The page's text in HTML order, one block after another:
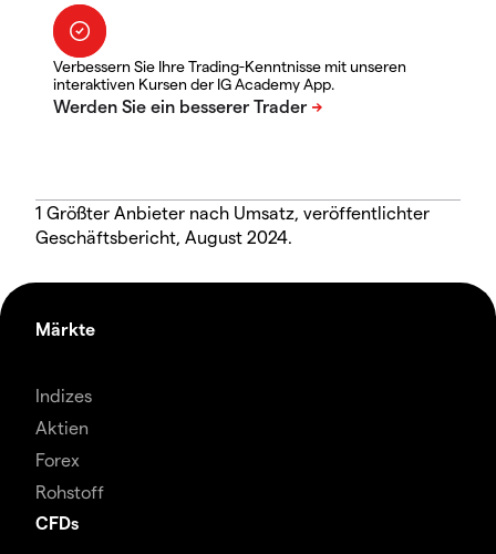
Verbessern Sie Ihre Trading-Kenntnisse mit unseren
interaktiven Kursen der IG Academy App.
1 Größter Anbieter nach Umsatz, veröffentlichter
Geschäftsbericht, August 2024.
Märkte
Indizes
Aktien
Forex
Rohstoff
CFDs